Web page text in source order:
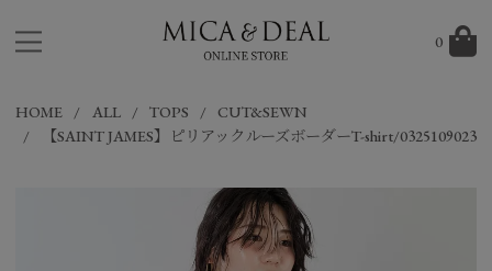
0
HOME ALL TOPS
CUT&SEWN
【SAINT JAMES】ピリアックルーズボーダーT-shirt/0325109023